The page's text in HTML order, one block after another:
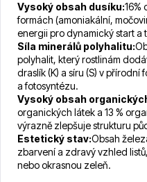
Růže KORDES
Vysoký obsah dusíku:16%
formách (amoniakální,
energii pro dynamický start a
Síla minerálů polyhalitu:
polyhalit, který rostlinám
draslík (K) a síru (S) v přírodní
a fotosyntézu.
Vysoký obsah
organických látek a 13 %
výrazně zlepšuje strukturu
Estetický stav:Obsah
zbarvení a zdravý vzhled
nebo okrasnou zeleň.